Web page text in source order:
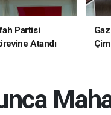
Partisi
Atandı